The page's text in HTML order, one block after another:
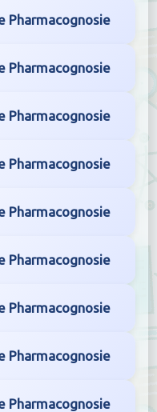
Pharmacognosie
Pharmacognosie
Pharmacognosie
Pharmacognosie
Pharmacognosie
Pharmacognosie
Pharmacognosie
Pharmacognosie
Pharmacognosie